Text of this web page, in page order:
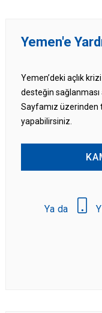
Yemen'e
Yemen’deki açlık
desteğin sağlanması
Sayfamız üzerinden
yapabilirsiniz.
Ya da